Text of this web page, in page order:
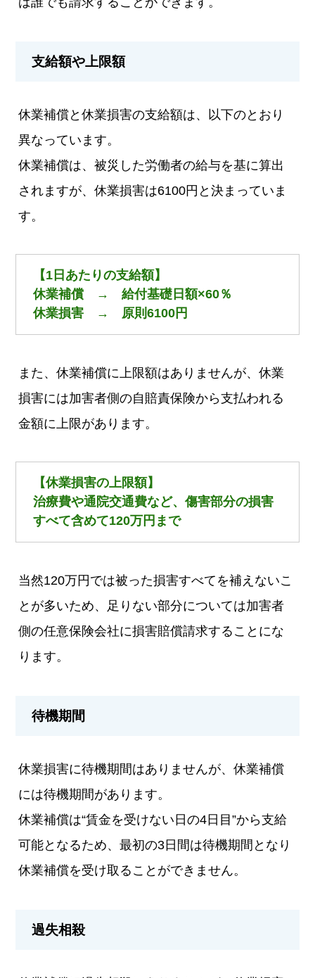
支給額や上限額
休業補償と休業損害の支給額は、以下のとおり
異なっています。
休業補償は、被災した労働者の給与を基に算出
されますが、休業損害は6100円と決まっていま
す。
【1日あたりの支給額】
休業補償 → 給付基礎日額×60％
休業損害 → 原則6100円
また、休業補償に上限額はありませんが、休業
損害には加害者側の自賠責保険から支払われる
金額に上限があります。
【休業損害の上限額】
治療費や通院交通費など、傷害部分の損害
すべて含めて120万円まで
当然120万円では被った損害すべてを補えないこ
とが多いため、足りない部分については加害者
側の任意保険会社に損害賠償請求することにな
ります。
待機期間
休業損害に待機期間はありませんが、休業補償
には待機期間があります。
休業補償は“賃金を受けない日の4日目”から支給
可能となるため、最初の3日間は待機期間となり
休業補償を受け取ることができません。
過失相殺